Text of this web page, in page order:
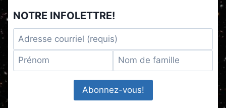
NOTRE INFOLETTRE!